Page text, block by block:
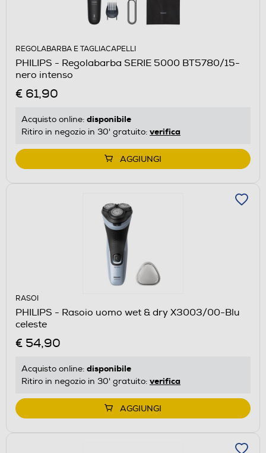
REGOLABARBA E TAGLIACAPELLI
PHILIPS - Regolabarba SERIE 5000 BT5780/15-
nero intenso
€ 61,90
Acquisto online: disponibile
Ritiro in negozio in 30' gratuito: verifica
AGGIUNGI
RASOI
PHILIPS - Rasoio uomo wet & dry X3003/00-Blu
celeste
€ 54,90
Acquisto online: disponibile
Ritiro in negozio in 30' gratuito: verifica
AGGIUNGI